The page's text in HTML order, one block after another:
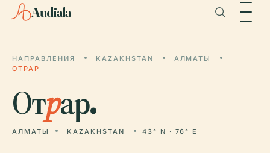
Audiala
НАПРАВЛЕНИЯ KAZAKHSTAN
АЛМАТЫ
ОТРАР
Отрар.
АЛМАТЫ KAZAKHSTAN 43° N · 76° E